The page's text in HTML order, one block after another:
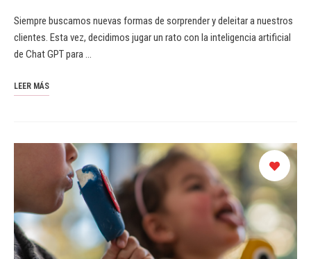
Siempre buscamos nuevas formas de sorprender y deleitar a nuestros
clientes. Esta vez, decidimos jugar un rato con la inteligencia artificial
de Chat GPT para …
LEER MÁS